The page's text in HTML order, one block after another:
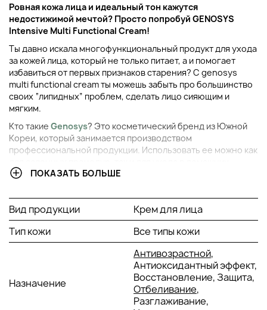
Ровная кожа лица и идеальный тон кажутся
недостижимой мечтой? Просто попробуй GENOSYS
Intensive Multi Functional Cream!
Ты давно искала многофункциональный продукт для ухода
за кожей лица, который не только питает, а и помогает
избавиться от первых признаков старения? С genosys
multi functional cream ты можешь забыть про большинство
своих “липидных” проблем, сделать лицо сияющим и
мягким.
Кто такие Genosys? Это косметический бренд из Южной
Кореи, который занимается производством
профессиональной продукции. Использовать ее можно как
условиях.
мультифункционального крема?
Оказывает ярко выраженный антивозрастной
эффект.
Разглаживает глубокие морщины.
Выравнивает тон лица и отбеливает его.
Дает антиоксидантное воздействие.
ПОКАЗАТЬ БОЛЬШЕ
Вид продукции
Крем для лица
Тип кожи
Все типы кожи
Назначение
Антивозрастной,
Антиоксидантный эффект,
Восстановление, Защита,
Отбеливание,
Разглаживание,